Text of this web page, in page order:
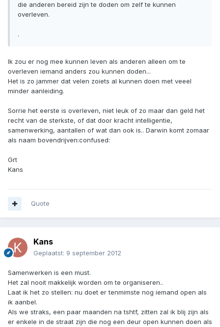
die anderen bereid zijn te doden om zelf te kunnen
overleven.
.
Ik zou er nog mee kunnen leven als anderen alleen om te
overleven iemand anders zou kunnen doden...
Het is zo jammer dat velen zoiets al kunnen doen met veeel
minder aanleiding.
Sorrie het eerste is overleven, niet leuk of zo maar dan geld het
recht van de sterkste, of dat door kracht intelligentie,
samenwerking, aantallen of wat dan ook is.. Darwin komt zomaar
als naam bovendrijven:confused:
Grt
Kans
Quote
Kans
Geplaatst: 9 september 2012
Samenwerken is een must.
Het zal nooit makkelijk worden om te organiseren..
Laat ik het zo stellen: nu doet er tenmimste nog iemand open als
ik aanbel.
Als we straks, een paar maanden na tshtf, zitten zal ik blij zijn als
er enkele in de straat zijn die nog een deur open kunnen doen als